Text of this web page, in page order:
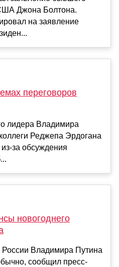
Джона Болтона.
на заявление
переговоров
лидера Владимира
Реджепа Эрдогана
за обсуждения
новогоднего
Владимира Путина
сообщил пресс-